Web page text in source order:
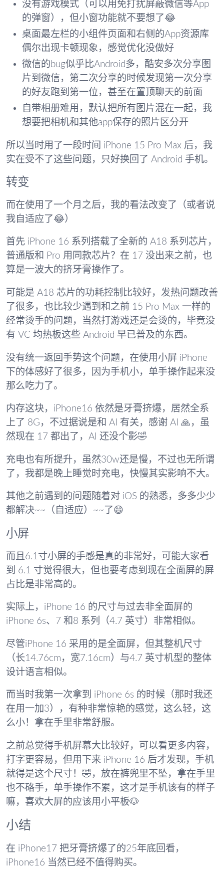
没有游戏模式（可以用免打扰屏蔽微信等App
的弹窗），但小窗功能就不要想了😂
桌面最左栏的小组件页面和右侧的App资源库
偶尔出现卡顿现象，感觉优化没做好
微信的bug似乎比Android多，酷安多次分享图
片到微信，第二次分享的时候发现第一次分享
的好友跑到第一位，甚至在置顶聊天的前面
自带相册难用，默认把所有图片混在一起，我
想要把相机和其他app保存的照片区分开
所以当时用了一段时间 iPhone 15 Pro Max 后，我
实在受不了这些问题，只好换回了 Android 手机。
转变
而在使用了一个月之后，我的看法改变了（或者说
我自适应了😂）
首先 iPhone 16 系列搭载了全新的 A18 系列芯片，
普通版和 Pro 用同款芯片？在 17 没出来之前，也
算是一波大的挤牙膏操作了。
可能是 A18 芯片的功耗控制比较好，发热问题改善
了很多，也比较少遇到和之前 15 Pro Max 一样的
经常烫手的问题，当然打游戏还是会烫的，毕竟没
有 VC 均热板这些 Android 早已普及的东西。
没有统一返回手势这个问题，在使用小屏 iPhone
下的体感好了很多，因为手机小，单手操作起来没
那么吃力了。
内存这块，iPhone16 依然是牙膏挤爆，居然全系
上了 8G，不过据说是和 AI 有关，感谢 AI 🙏，虽
然现在 17 都出了，AI 还没个影🤣
充电也有所提升，虽然30w还是慢，不过也无所谓
了，我都是晚上睡觉时充电，快慢其实影响不大。
其他之前遇到的问题随着对 iOS 的熟悉，多多少少
都解决~~（自适应）~~了😄
小屏
而且6.1寸小屏的手感是真的非常好，可能大家看
到 6.1 寸觉得很大，但也要考虑到现在全面屏的屏
占比是非常高的。
实际上，iPhone 16 的尺寸与过去非全面屏的
iPhone 6s、7 和8 系列（4.7 英寸）非常相似。
尽管iPhone 16 采用的是全面屏，但其整机尺寸
（长14.76cm，宽7.16cm）与4.7 英寸机型的整体
设计语言相似。
而当时我第一次拿到 iPhone 6s 的时候（那时我还
在用一加3），有种非常惊艳的感觉，这么轻，这
么小！拿在手里非常舒服。
之前总觉得手机屏幕大比较好，可以看更多内容，
打字更容易，但用下来 iPhone 16 后才发现，手机
就得是这个尺寸！🤣，放在裤兜里不坠，拿在手里
也不硌手，单手操作不累，这才是手机该有的样子
嘛，喜欢大屏的应该用小平板🐶
小结
在 iPhone17 把牙膏挤爆了的25年底回看，
iPhone16 当然已经不值得购买。